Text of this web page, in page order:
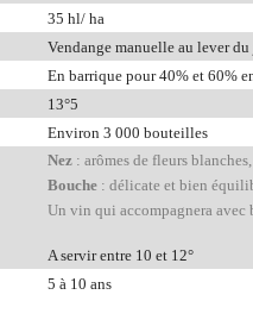
35 hl/ ha
Vendange manuelle au lever
En barrique pour 40% et 60%
13°5
Environ 3 000 bouteilles
Nez : arômes de fleurs
Bouche : délicate et bien
Un vin qui accompagnera avec
A servir entre 10 et 12°
5 à 10 ans